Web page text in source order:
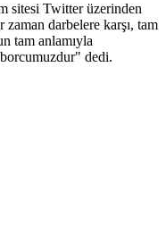
sitesi Twitter üzerinden
zaman darbelere karşı, tam
tam anlamıyla
borcumuzdur" dedi.